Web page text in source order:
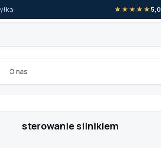
★★★★★5,0
O nas
sterowanie silnikiem